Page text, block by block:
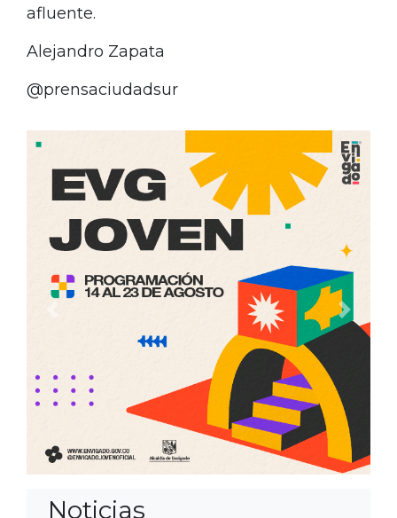
afluente.
Alejandro Zapata
@prensaciudadsur
Noticias